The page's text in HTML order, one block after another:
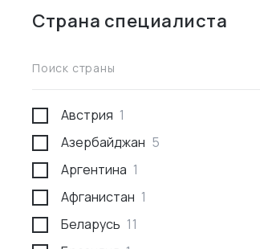
Проведение переговоров
Сотрудники за границей 9
Разработка и производство
Проверка поставщика
Участие в выставках
Анализ рынка
Консалтинг по интеллектуальной
собственности
Страна специалиста
Поиск страны
Австрия 1
Азербайджан 5
Аргентина 1
Афганистан 1
Беларусь 11